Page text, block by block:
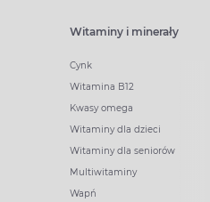
Witaminy i minerały
Cynk
Witamina B12
Kwasy omega
Witaminy dla dzieci
Witaminy dla seniorów
Multiwitaminy
Wapń